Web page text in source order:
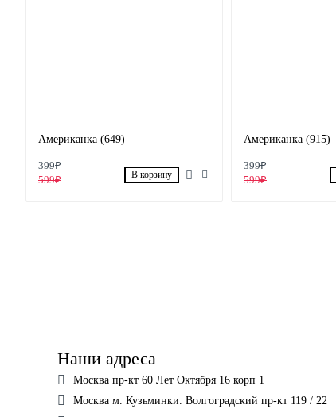
Американка (649)
399₽
599₽
В корзину
Американка (915)
399₽
599₽
Наши адреса
Москва пр-кт 60 Лет Октября 16 корп 1
Москва м. Кузьминки. Волгоградский пр-кт 119 / 22